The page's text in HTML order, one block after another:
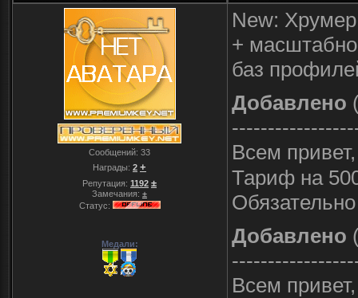
Сообщений: 33
Награды: 2 +
Репутация: 1192 ±
Замечания: ±
Статус:
Медали:
New:
+
баз
Добавлено
Всем
Тариф на
Добавлено
Всем